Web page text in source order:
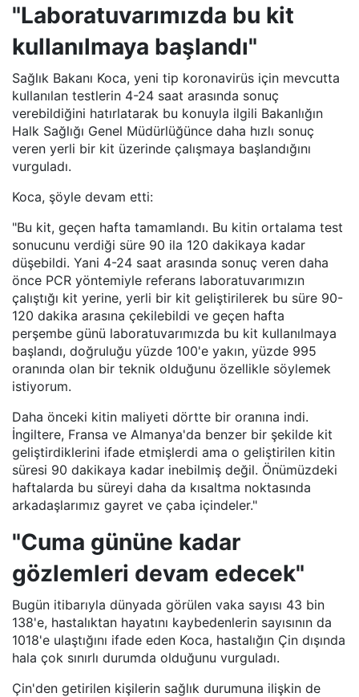
"Laboratuvarımızda bu kit
kullanılmaya başlandı"
Sağlık Bakanı Koca, yeni tip koronavirüs için mevcutta
kullanılan testlerin 4-24 saat arasında sonuç
verebildiğini hatırlatarak bu konuyla ilgili Bakanlığın
Halk Sağlığı Genel Müdürlüğünce daha hızlı sonuç
veren yerli bir kit üzerinde çalışmaya başlandığını
vurguladı.
Koca, şöyle devam etti:
"Bu kit, geçen hafta tamamlandı. Bu kitin ortalama test
sonucunu verdiği süre 90 ila 120 dakikaya kadar
düşebildi. Yani 4-24 saat arasında sonuç veren daha
önce PCR yöntemiyle referans laboratuvarımızın
çalıştığı kit yerine, yerli bir kit geliştirilerek bu süre 90-
120 dakika arasına çekilebildi ve geçen hafta
perşembe günü laboratuvarımızda bu kit kullanılmaya
başlandı, doğruluğu yüzde 100'e yakın, yüzde 995
oranında olan bir teknik olduğunu özellikle söylemek
istiyorum.
Daha önceki kitin maliyeti dörtte bir oranına indi.
İngiltere, Fransa ve Almanya'da benzer bir şekilde kit
geliştirdiklerini ifade etmişlerdi ama o geliştirilen kitin
süresi 90 dakikaya kadar inebilmiş değil. Önümüzdeki
haftalarda bu süreyi daha da kısaltma noktasında
arkadaşlarımız gayret ve çaba içindeler."
"Cuma gününe kadar
gözlemleri devam edecek"
Bugün itibarıyla dünyada görülen vaka sayısı 43 bin
138'e, hastalıktan hayatını kaybedenlerin sayısının da
1018'e ulaştığını ifade eden Koca, hastalığın Çin dışında
hala çok sınırlı durumda olduğunu vurguladı.
Çin'den getirilen kişilerin sağlık durumuna ilişkin de